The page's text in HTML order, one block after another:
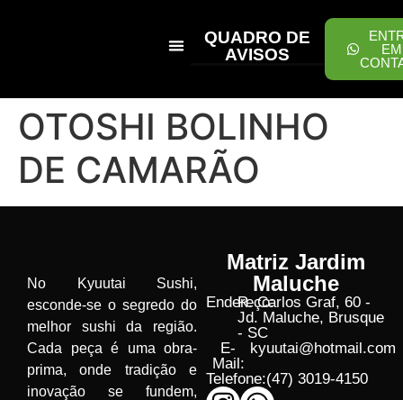
QUADRO DE
AVISOS
EM
OTOSHI BOLINHO
DE CAMARÃO
No Kyuutai Sushi,
esconde-se o segredo do
melhor sushi da região.
Cada peça é uma obra-
prima, onde tradição e
inovação se fundem,
Matriz Jardim
Maluche
Endereço:
R. Carlos Graf, 60 -
Jd. Maluche, Brusque
- SC
E-
Mail:
kyuutai@hotmail.com
Telefone:(47) 3019-4150